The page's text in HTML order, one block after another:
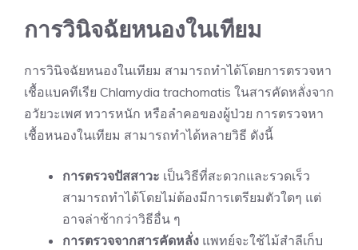
การวินิจฉัยหนองในเทียม
การวินิจฉัยหนองในเทียม สามารถทำได้โดยการตรวจหา
เชื้อแบคทีเรีย Chlamydia trachomatis ในสารคัดหลั่งจาก
อวัยวะเพศ ทวารหนัก หรือลำคอของผู้ป่วย การตรวจหา
เชื้อหนองในเทียม สามารถทำได้หลายวิธี ดังนี้
การตรวจปัสสาวะ เป็นวิธีที่สะดวกและรวดเร็ว
สามารถทำได้โดยไม่ต้องมีการเตรียมตัวใดๆ แต่
อาจล่าช้ากว่าวิธีอื่น ๆ
การตรวจจากสารคัดหลั่ง แพทย์จะใช้ไม้สำลีเก็บ